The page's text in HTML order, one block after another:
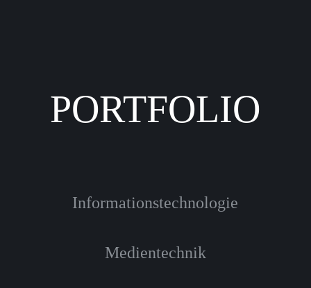
PORTFOLIO
Informationstechnologie
Medientechnik